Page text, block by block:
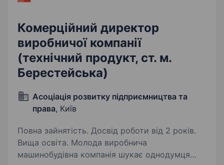
Комерційний директор
виробничої компанії
(технічний продукт, ст. м.
Берестейська)
Асоціація розвитку підприємництва та
права, Київ
Повна зайнятість. Досвід роботи від 2 років.
Вища освіта. Молода виробнича
машинобудівна компанія шукає однодумця